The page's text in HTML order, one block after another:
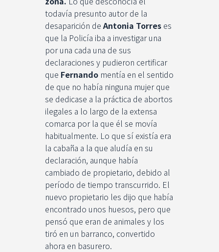
todavía presunto autor de la
desaparición deAntonia Torreses
que la Policía iba a investigar una
por una cada una de sus
declaraciones y pudieron certificar
que Fernandomentía en el sentido
de que no había ninguna mujer que
se dedicase a la práctica de abortos
ilegales a lo largo de la extensa
comarca por la que él se movía
habitualmente. Lo que sí existía era
la cabaña a la que aludía en su
declaración, aunque había
cambiado de propietario, debido al
período de tiempo transcurrido. El
nuevo propietario les dijo que había
encontrado unos huesos, pero que
pensó que eran de animales y los
tiró en un barranco, convertido
ahora en basurero.